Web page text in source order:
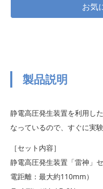
製品説明
静電高圧発生装置を利用し
なっているので、すぐに実験
［セット内容］
静電高圧発生装置「雷神」
電距離：最大約110mm）